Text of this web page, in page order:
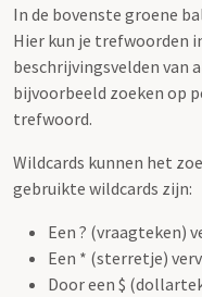
In de bovenste groene
Hier kun je trefwoorden
beschrijvingsvelden van
bijvoorbeeld zoeken op
trefwoord.
Wildcards kunnen het
gebruikte wildcards zijn:
Een ? (vraagteken)
Een * (sterretje)
Door een $